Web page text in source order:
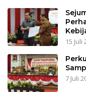
15 Juli
7 Juli